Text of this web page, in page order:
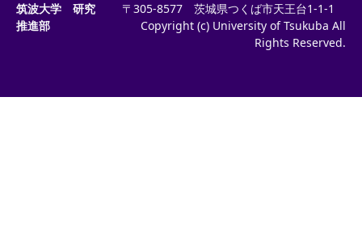
筑波大学 研究
推進部
〒305-8577 茨城県つくば市天王台1-1-1
Copyright (c) University of Tsukuba All
Rights Reserved.